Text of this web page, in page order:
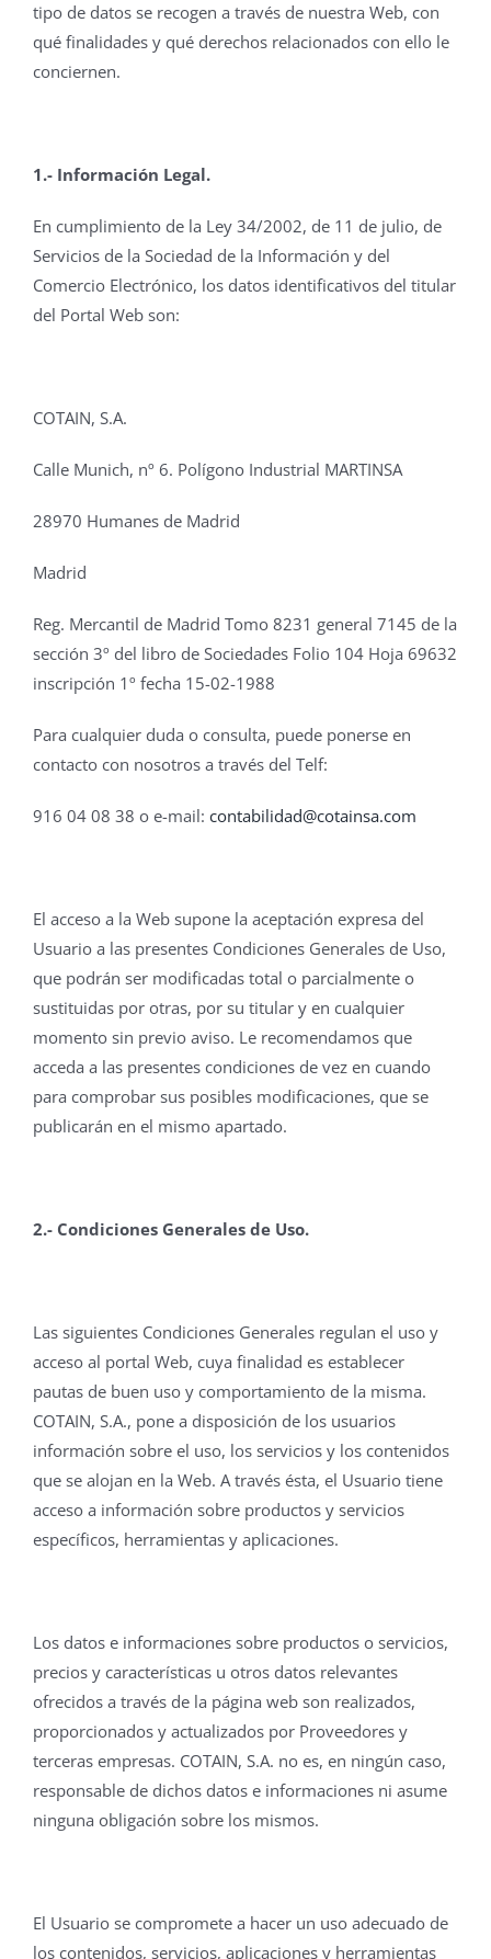
tipo de datos se recogen a través de nuestra Web, con
qué finalidades y qué derechos relacionados con ello le
conciernen.
1.- Información Legal.
En cumplimiento de la Ley 34/2002, de 11 de julio, de
Servicios de la Sociedad de la Información y del
Comercio Electrónico, los datos identificativos del titular
del Portal Web son:
COTAIN, S.A.
Calle Munich, nº 6. Polígono Industrial MARTINSA
28970 Humanes de Madrid
Madrid
Reg. Mercantil de Madrid Tomo 8231 general 7145 de la
sección 3º del libro de Sociedades Folio 104 Hoja 69632
inscripción 1º fecha 15-02-1988
Para cualquier duda o consulta, puede ponerse en
contacto con nosotros a través del Telf:
916 04 08 38 o e-mail: contabilidad@cotainsa.com
El acceso a la Web supone la aceptación expresa del
Usuario a las presentes Condiciones Generales de Uso,
que podrán ser modificadas total o parcialmente o
sustituidas por otras, por su titular y en cualquier
momento sin previo aviso. Le recomendamos que
acceda a las presentes condiciones de vez en cuando
para comprobar sus posibles modificaciones, que se
publicarán en el mismo apartado.
2.- Condiciones Generales de Uso.
Las siguientes Condiciones Generales regulan el uso y
acceso al portal Web, cuya finalidad es establecer
pautas de buen uso y comportamiento de la misma.
COTAIN, S.A., pone a disposición de los usuarios
información sobre el uso, los servicios y los contenidos
que se alojan en la Web. A través ésta, el Usuario tiene
acceso a información sobre productos y servicios
específicos, herramientas y aplicaciones.
Los datos e informaciones sobre productos o servicios,
precios y características u otros datos relevantes
ofrecidos a través de la página web son realizados,
proporcionados y actualizados por Proveedores y
terceras empresas. COTAIN, S.A. no es, en ningún caso,
responsable de dichos datos e informaciones ni asume
ninguna obligación sobre los mismos.
El Usuario se compromete a hacer un uso adecuado de
los contenidos, servicios, aplicaciones y herramientas